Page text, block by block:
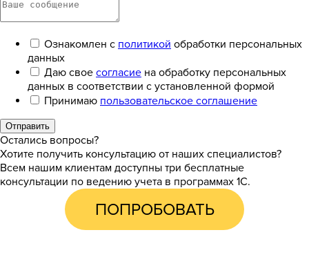
Ознакомлен с политикой обработки персональных
данных
Даю свое согласие на обработку персональных
данных в соответствии с установленной формой
Принимаю пользовательское соглашение
Отправить
Остались вопросы?
Хотите получить консультацию от наших специалистов?
Всем нашим клиентам доступны три бесплатные
консультации по ведению учета в программах 1С.
ПОПРОБОВАТЬ